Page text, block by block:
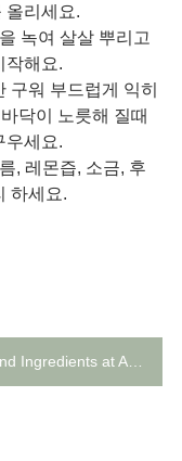
올리세요.
녹여 살살 뿌리고
작해요.
구워 부드럽게 익히
닥이 노릇해 질때
우세요.
, 레몬즙, 소금, 후
하세요.